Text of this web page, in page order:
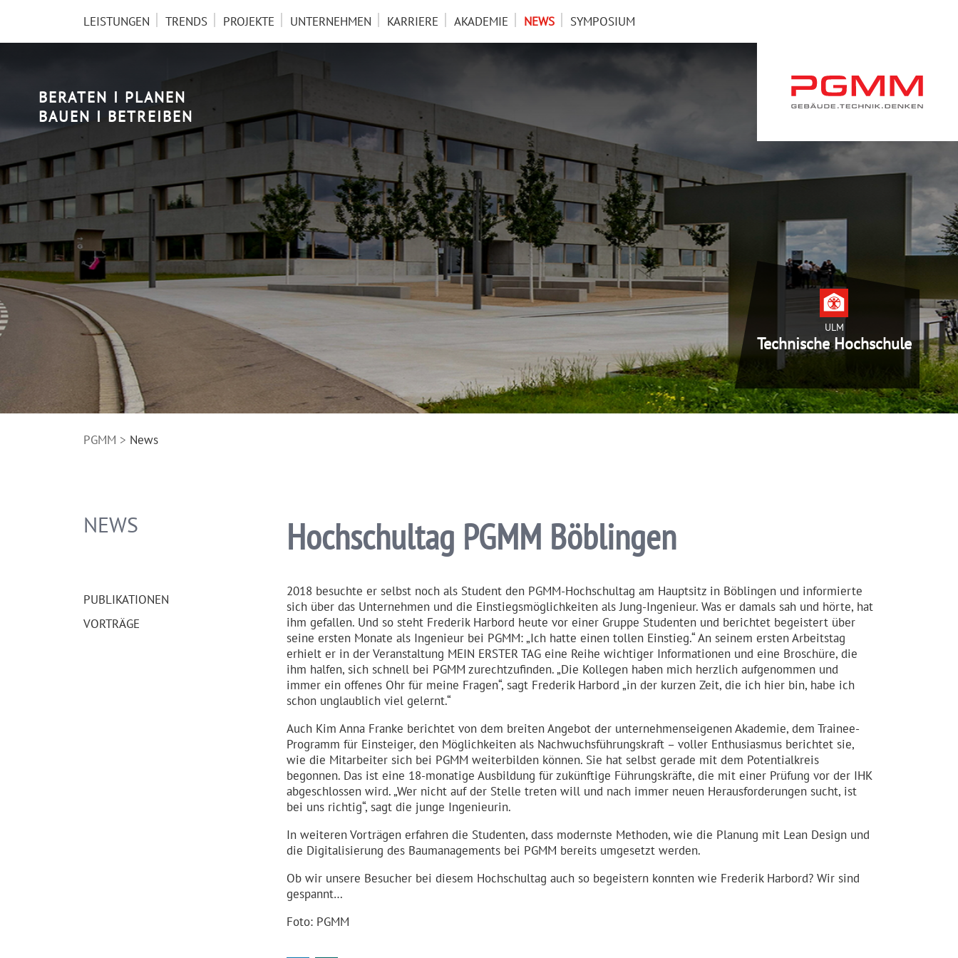
ÜBERSPRINGEN
LEISTUNGEN TRENDS PROJEKTE UNTERNEHMEN KARRIERE AKADEMIE NEWS SYMPOSIUM
BERATEN I PLANEN
BAUEN I BETREIBEN
ULM
Technische Hochschule
PGMM News
Hochschultag PGMM Böblingen
2018 besuchte er selbst noch als Student den PGMM-Hochschultag am Hauptsitz in Böblingen und informierte
sich über das Unternehmen und die Einstiegs­mög­lich­keiten als Jung-Ingenieur. Was er damals sah und hörte, hat
ihm gefallen. Und so steht Frederik Harbord heute vor einer Gruppe Studenten und berichtet begeistert über
seine ersten Monate als Ingenieur bei PGMM: „Ich hatte einen tollen Einstieg.“ An seinem ersten Arbeitstag
erhielt er in der Veranstaltung MEIN ERSTER TAG eine Reihe wichtiger Informa­tionen und eine Broschüre, die
ihm halfen, sich schnell bei PGMM zurecht­zu­finden. „Die Kollegen haben mich herzlich aufgenommen und
immer ein offenes Ohr für meine Fragen“, sagt Frederik Harbord „in der kurzen Zeit, die ich hier bin, habe ich
schon unglaublich viel gelernt.“
Auch Kim Anna Franke berichtet von dem breiten Angebot der unterneh­mens­eigenen Akademie, dem Trainee-
Programm für Einsteiger, den Möglich­keiten als Nachwuchs­füh­rungskraft – voller Enthusiasmus berichtet sie,
wie die Mitarbeiter sich bei PGMM weiter­bilden können. Sie hat selbst gerade mit dem Potenti­alkreis
begonnen. Das ist eine 18-monatige Ausbildung für zukünftige Führungs­kräfte, die mit einer Prüfung vor der IHK
abgeschlossen wird. „Wer nicht auf der Stelle treten will und nach immer neuen Heraus­for­de­rungen sucht, ist
bei uns richtig“, sagt die junge Ingenieurin.
In weiteren Vorträgen erfahren die Studenten, dass modernste Methoden, wie die Planung mit Lean Design und
die Digita­li­sierung des Baumanagements bei PGMM bereits umgesetzt werden.
Ob wir unsere Besucher bei diesem Hochschultag auch so begeistern konnten wie Frederik Harbord? Wir sind
gespannt…
Foto: PGMM
NEWS
ÜBERSPRINGEN
PUBLIKA­TIONEN
VORTRÄGE